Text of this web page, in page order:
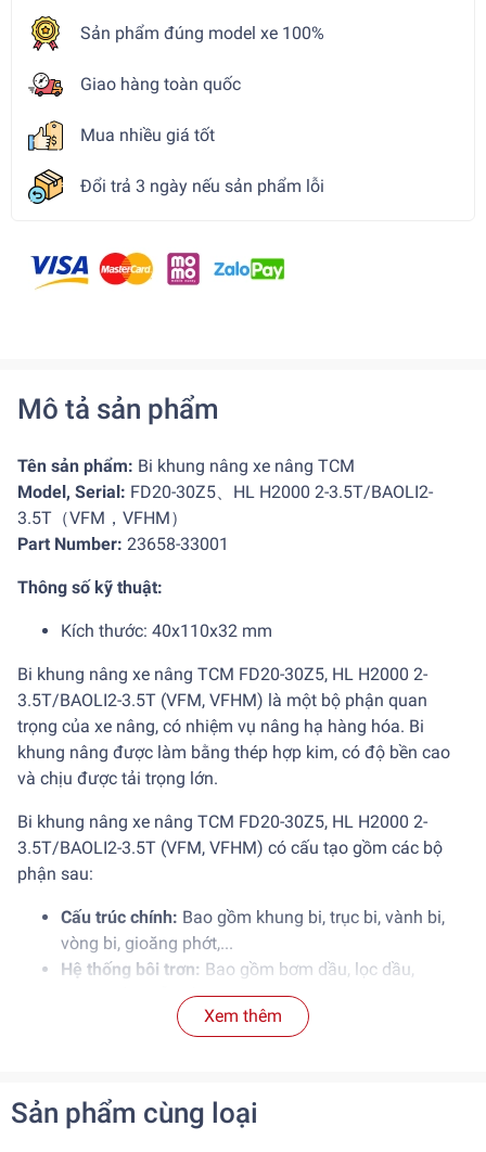
Sản phẩm đúng model xe 100%
Giao hàng toàn quốc
Mua nhiều giá tốt
Đổi trả 3 ngày nếu sản phẩm lỗi
Mô tả sản phẩm
Tên sản phẩm: Bi khung nâng xe nâng TCM
Model, Serial: FD20-30Z5、HL H2000 2-3.5T/BAOLI2-
3.5T（VFM，VFHM）
Part Number: 23658-33001
Thông số kỹ thuật:
Kích thước: 40x110x32 mm
Bi khung nâng xe nâng TCM FD20-30Z5, HL H2000 2-
3.5T/BAOLI2-3.5T (VFM, VFHM) là một bộ phận quan
trọng của xe nâng, có nhiệm vụ nâng hạ hàng hóa. Bi
khung nâng được làm bằng thép hợp kim, có độ bền cao
và chịu được tải trọng lớn.
Bi khung nâng xe nâng TCM FD20-30Z5, HL H2000 2-
3.5T/BAOLI2-3.5T (VFM, VFHM) có cấu tạo gồm các bộ
phận sau:
Cấu trúc chính: Bao gồm khung bi, trục bi, vành bi,
vòng bi, gioăng phớt,...
Hệ thống bôi trơn: Bao gồm bơm dầu, lọc dầu,
đường ống dẫn dầu,...
Hệ thống điều khiển:Bao gồm bộ điều khiển, cảm
3.5T/BAOLI2-3.5T (VFM, VFHM) hoạt động dựa trên
Xem thêm
Sản phẩm cùng loại